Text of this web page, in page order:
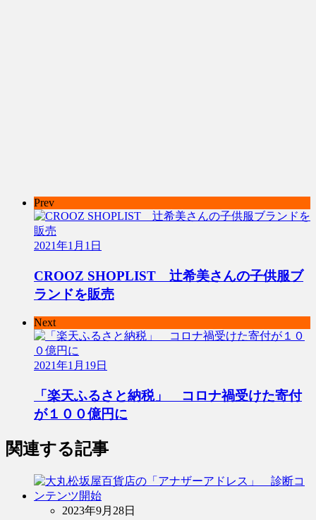
Prev
2021年1月1日
CROOZ SHOPLIST 辻希美さんの子供服ブ
ランドを販売
Next
2021年1月19日
「楽天ふるさと納税」 コロナ禍受けた寄付
が１００億円に
関連する記事
2023年9月28日